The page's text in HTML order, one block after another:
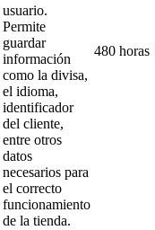
usuario.
Permite
guardar
información
como la divisa,
el idioma,
identificador
del cliente,
entre otros
datos
necesarios para
el correcto
funcionamiento
de la tienda.
480 horas